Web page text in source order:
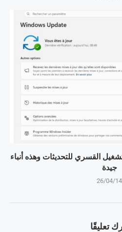
القسري للتحديثات وهذه أنباء
جيدة
26/04/14
تعليقًا